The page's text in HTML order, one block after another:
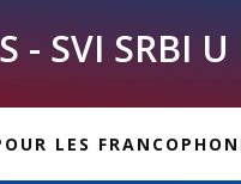
- SVI SRBI
LES